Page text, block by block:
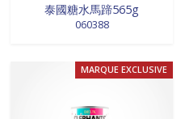
泰國糖水馬蹄565g
060388
MARQUE EXCLUSIVE